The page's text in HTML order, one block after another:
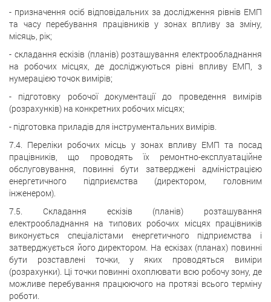
- призначення осіб відповідальних за дослідження рівнів ЕМП
та часу перебування працівників у зонах впливу за зміну,
місяць, рік;
- складання ескізів (планів) розташування електрообладнання
на робочих місцях, де досліджуються рівні впливу ЕМП, з
нумерацією точок вимірів;
- підготовку робочої документації до проведення вимірів
(розрахунків) на конкретних робочих місцях;
- підготовка приладів для інструментальних вимірів.
7.4. Переліки робочих місць у зонах впливу ЕМП та посад
працівників, що проводять їх ремонтно-експлуатаційне
обслуговування, повинні бути затверджені адміністрацією
енергетичного підприємства (директором, головним
інженером).
7.5. Складання ескізів (планів) розташування
електрообладнання на типових робочих місцях працівників
виконується спеціалістами енергетичного підприємства і
затверджується його директором. На ескізах (планах) повинні
бути розставлені точки, у яких проводяться виміри
(розрахунки). Ці точки повинні охоплювати всю робочу зону, де
можливе перебування працюючого на протязі всього терміну
роботи.